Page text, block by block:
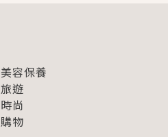
美容保養
旅遊
時尚
購物